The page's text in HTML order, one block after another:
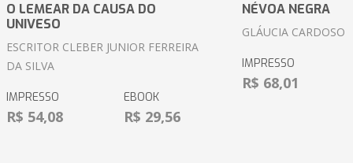
O LEMEAR DA CAUSA DO
UNIVESO
ESCRITOR CLEBER JUNIOR FERREIRA
DA SILVA
IMPRESSO
R$ 54,08
EBOOK
R$ 29,56
NÉVOA NEGRA
GLÁUCIA CARDOSO
IMPRESSO
R$ 68,01